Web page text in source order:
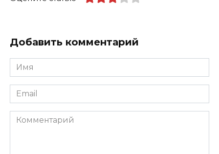
Добавить комментарий
Имя
*
Email
*
Комментарий